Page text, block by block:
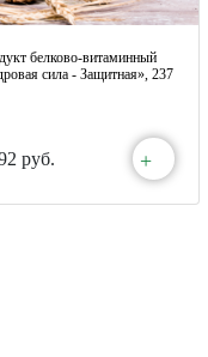
белково-витаминный
сила - Защитная», 237
руб. +